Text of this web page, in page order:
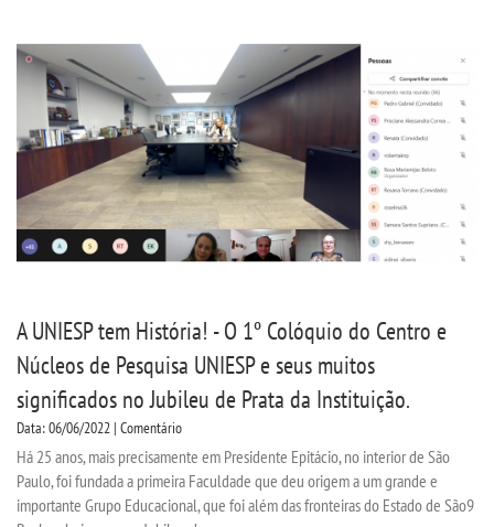
CPA
CPSA
PROUNI
CURSOS
LICENCIATURAS
TECNOLÓGICOS
VESTIBULAR
A UNIESP tem História! - O 1º Colóquio do Centro e
Núcleos de Pesquisa UNIESP e seus muitos
significados no Jubileu de Prata da Instituição.
Data: 06/06/2022 | Comentário
Há 25 anos, mais precisamente em Presidente Epitácio, no interior de São
Paulo, foi fundada a primeira Faculdade que deu origem a um grande e
importante Grupo Educacional, que foi além das fronteiras do Estado de São9